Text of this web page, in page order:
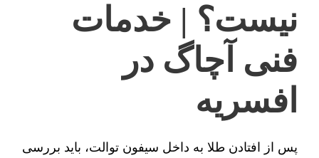
نیست؟ | خدمات
فنی آچاگ در
افسریه
پس از افتادن طلا به داخل سیفون توالت، باید بررسی